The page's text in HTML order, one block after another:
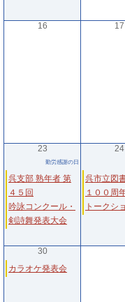
16 17
23
勤労感謝の日
呉支部 熟年者 第
４５回
吟詠コンクール・
剣詩舞発表大会
24
呉市立図
１００周
トークシ
30
カラオケ発表会